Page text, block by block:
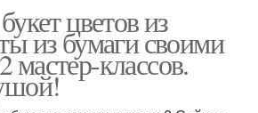
цветов из
из бумаги своими
классов.